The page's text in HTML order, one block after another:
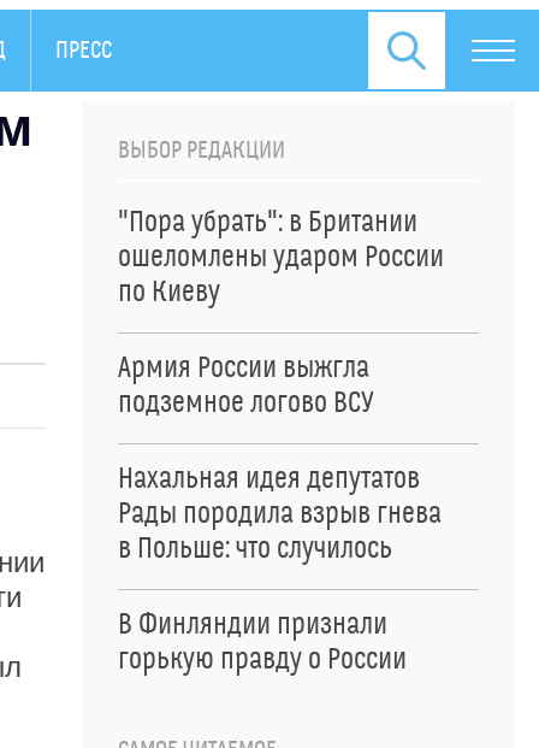
ПРЕСС-РЕЛИЗЫ
ВЫБОР РЕДАКЦИИ
"Пора убрать": в Британии
ошеломлены ударом России
по Киеву
Армия России выжгла
подземное логово ВСУ
Нахальная идея депутатов
Рады породила взрыв гнева
в Польше: что случилось
В Финляндии признали
горькую правду о России